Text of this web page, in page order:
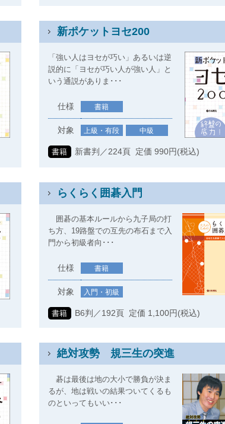
新ポケットヨセ200
「強い人はヨセが巧い」あるいは逆
説的に「ヨセが巧い人が強い人」と
いう通説がありま･･･
仕様 書籍
対象 上級・有段 中級
書籍 新書判／224頁 定価 990円(税込)
らくらく囲碁入門
囲碁の基本ルールから九子局の打
ち方、19路盤での互先の布石まで入
門から初級者向･･･
仕様 書籍
対象 入門・初級
書籍 B6判／192頁 定価 1,100円(税込)
絶対攻勢 規三生の突進
碁は最後は地の大小で勝負が決ま
るが、地は戦いの結果ついてくるも
のといってもいい･･･